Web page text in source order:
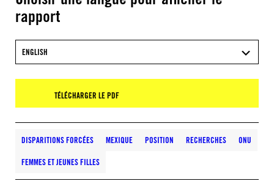
rapport
ENGLISH
TÉLÉCHARGER LE PDF
DISPARITIONS FORCÉES MEXIQUE POSITION RECHERCHES ONU
FEMMES ET JEUNES FILLES